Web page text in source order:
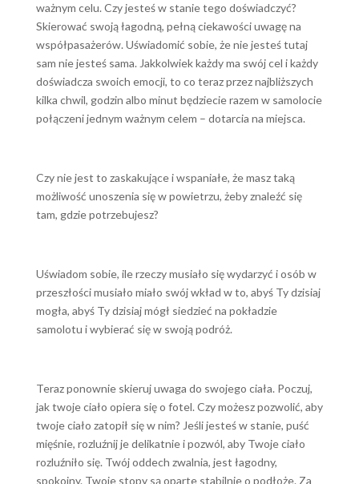
ważnym celu. Czy jesteś w stanie tego doświadczyć?
Skierować swoją łagodną, pełną ciekawości uwagę na
współpasażerów. Uświadomić sobie, że nie jesteś tutaj
sam nie jesteś sama. Jakkolwiek każdy ma swój cel i każdy
doświadcza swoich emocji, to co teraz przez najbliższych
kilka chwil, godzin albo minut będziecie razem w samolocie
połączeni jednym ważnym celem – dotarcia na miejsca.
Czy nie jest to zaskakujące i wspaniałe, że masz taką
możliwość unoszenia się w powietrzu, żeby znaleźć się
tam, gdzie potrzebujesz?
Uświadom sobie, ile rzeczy musiało się wydarzyć i osób w
przeszłości musiało miało swój wkład w to, abyś Ty dzisiaj
mogła, abyś Ty dzisiaj mógł siedzieć na pokładzie
samolotu i wybierać się w swoją podróż.
Teraz ponownie skieruj uwaga do swojego ciała. Poczuj,
jak twoje ciało opiera się o fotel. Czy możesz pozwolić, aby
twoje ciało zatopił się w nim? Jeśli jesteś w stanie, puść
mięśnie, rozluźnij je delikatnie i pozwól, aby Twoje ciało
rozluźniło się. Twój oddech zwalnia, jest łagodny,
spokojny. Twoje stopy są oparte stabilnie o podłoże. Za